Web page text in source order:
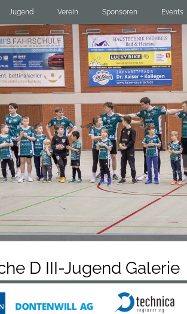
Jugend Verein Sponsoren Events
D III-Jugend Galerie